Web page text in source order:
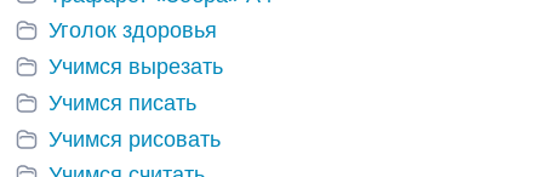
Уголок здоровья
Учимся вырезать
Учимся писать
Учимся рисовать